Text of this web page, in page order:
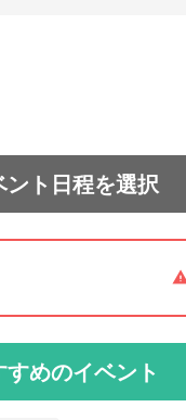
ント日程を選択
すめのイベント